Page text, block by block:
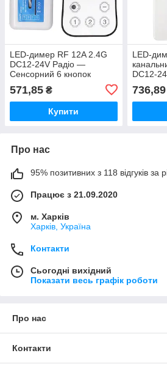
LED-димер RF 12A 2.4G
DC12-24V Радіо —
Сенсорний 6 кнопок
571,85 ₴
Купити
LED-
DC12-
736,89
Про нас
95% позитивних з 118 відгуків за
Працює з 21.09.2020
м. Харків
Харків, Україна
Контакти
Сьогодні вихідний
Показати весь графік роботи
Про нас
Контакти